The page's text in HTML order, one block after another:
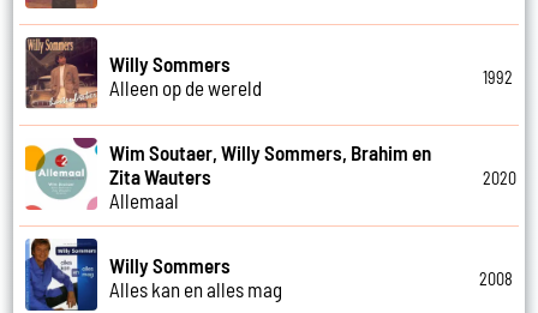
Willy Sommers
Alleen op de wereld
1992
Wim Soutaer, Willy Sommers, Brahim en
Zita Wauters
Allemaal
2020
Willy Sommers
Alles kan en alles mag
2008